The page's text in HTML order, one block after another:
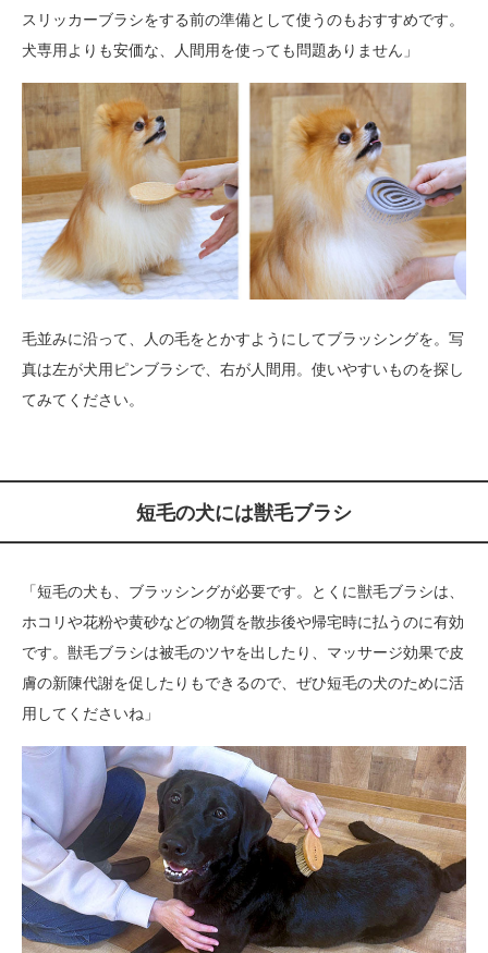
スリッカーブラシをする前の準備として使うのもおすすめです。
犬専用よりも安価な、人間用を使っても問題ありません」
毛並みに沿って、人の毛をとかすようにしてブラッシングを。写
真は左が犬用ピンブラシで、右が人間用。使いやすいものを探し
てみてください。
短毛の犬には獣毛ブラシ
「短毛の犬も、ブラッシングが必要です。とくに獣毛ブラシは、
ホコリや花粉や黄砂などの物質を散歩後や帰宅時に払うのに有効
です。獣毛ブラシは被毛のツヤを出したり、マッサージ効果で皮
膚の新陳代謝を促したりもできるので、ぜひ短毛の犬のために活
用してくださいね」